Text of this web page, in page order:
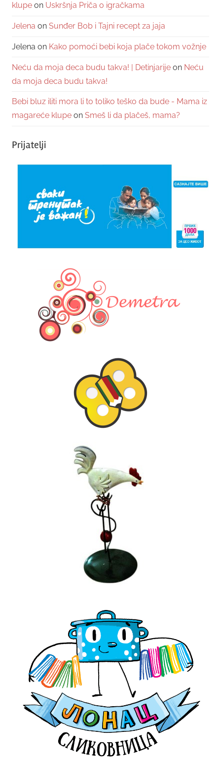
klupe on Uskršnja Priča o igračkama
Jelena on Sunđer Bob i Tajni recept za jaja
Jelena on Kako pomoći bebi koja plače tokom vožnje
Neću da moja deca budu takva! | Detinjarije on Neću
da moja deca budu takva!
Bebi bluz iliti mora li to toliko teško da bude - Mama iz
magareće klupe on Smeš li da plačeš, mama?
Prijatelji